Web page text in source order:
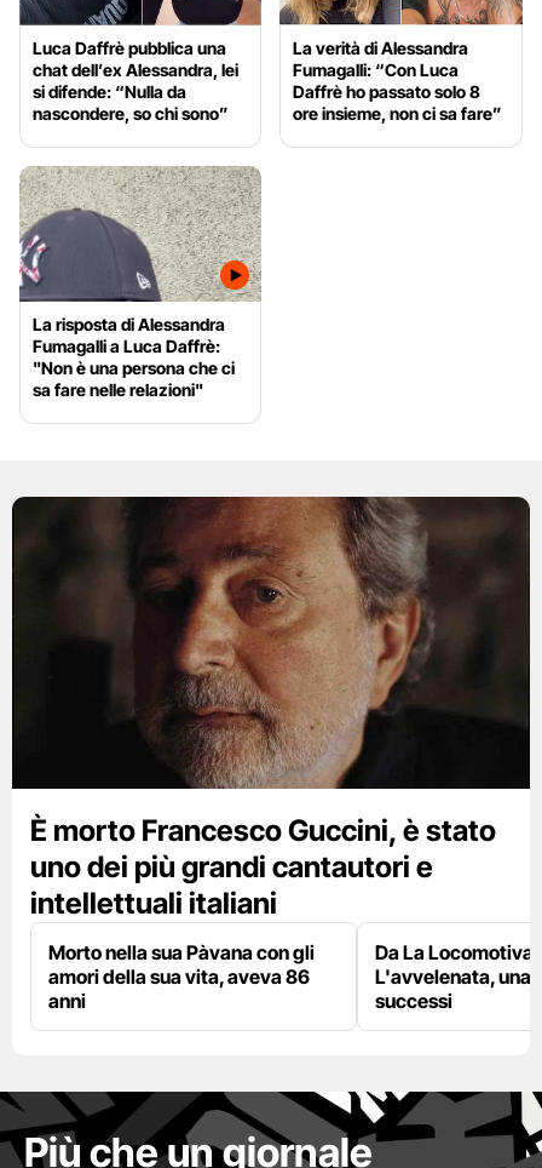
Luca Daffrè pubblica una
chat dell’ex Alessandra, lei
si difende: “Nulla da
nascondere, so chi sono”
La verità di Alessandra
Fumagalli: “Con Luca
Daffrè ho passato solo 8
ore insieme, non ci sa fare”
La risposta di Alessandra
Fumagalli a Luca Daffrè:
"Non è una persona che ci
sa fare nelle relazioni"
È morto Francesco Guccini, è stato
uno dei più grandi cantautori e
intellettuali italiani
Morto nella sua Pàvana con gli
amori della sua vita, aveva 86
anni
Da La Locomotiva
L'avvelenata, una
successi
Più che un giornale